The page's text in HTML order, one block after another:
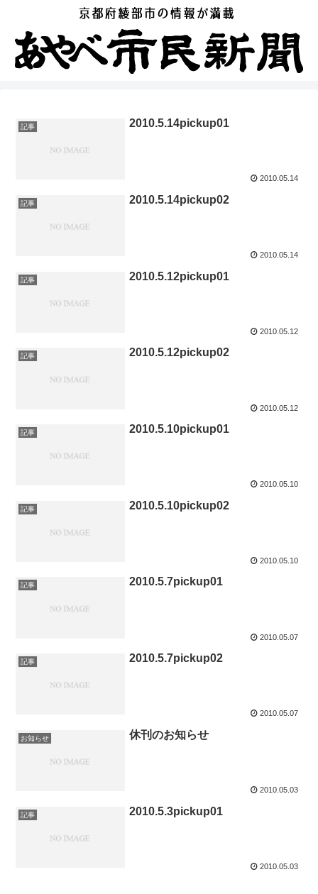
記事 2010.5.14pickup01
2010.05.14
記事 2010.5.14pickup02
2010.05.14
記事 2010.5.12pickup01
2010.05.12
記事 2010.5.12pickup02
2010.05.12
記事 2010.5.10pickup01
2010.05.10
記事 2010.5.10pickup02
2010.05.10
記事 2010.5.7pickup01
2010.05.07
記事 2010.5.7pickup02
2010.05.07
お知らせ 休刊のお知らせ
2010.05.03
記事 2010.5.3pickup01
2010.05.03